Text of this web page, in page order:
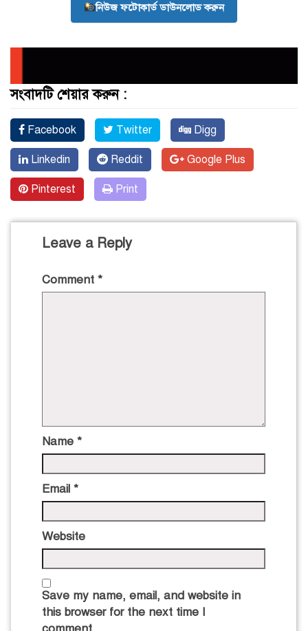
নিউজ ফটোকার্ড ডাউনলোড করুন
সংবাদটি শেয়ার করুন :
Facebook Twitter Digg
Linkedin Reddit Google Plus
Pinterest Print
Leave a Reply
Comment *
Name *
Email *
Website
Save my name, email, and website in
this browser for the next time I